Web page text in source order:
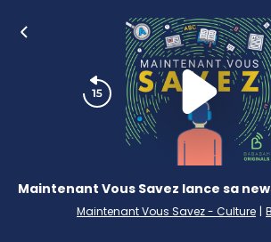
Maintenant Vous Savez lance sa
Maintenant Vous Savez - Culture |